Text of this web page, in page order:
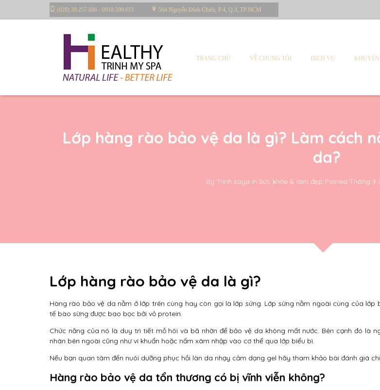
(028) 39.257.886 - 0918.599.611 564 Nguyễn Đình Chiểu, P.4, Q.3, TP.HCM
TRANG CHỦ VỀ CHÚNG TÔI DỊCH VỤ KHUYẾN
Lớp hàng rào bảo vệ da là gì? Làm cách
da?
By Trinh saya in Sức khỏe & làm đẹp Posted Tháng 9
Lớp hàng rào bảo vệ da là gì?
Hàng rào bảo vệ da nằm ở lớp trên cùng hay còn gọi là lớp sừng. Lớp sừng nằm ngoài cùng của lớp
tế bào sừng được bao bọc bởi vỏ protein.
Chức năng của nó là duy trì tiết mồ hôi và bã nhờn để bảo vệ da không mất nước. Bên cạnh đó là
nhân bên ngoài cũng như vi khuẩn hoặc nấm xâm nhập vào cơ thể qua lớp biểu bì.
Nếu bạn quan tâm đến nuôi dưỡng phục hồi làn da nhạy cảm dạng gel hãy tham khảo bài đánh giá
Hàng rào bảo vệ da tổn thương có bị vĩnh viễn không?